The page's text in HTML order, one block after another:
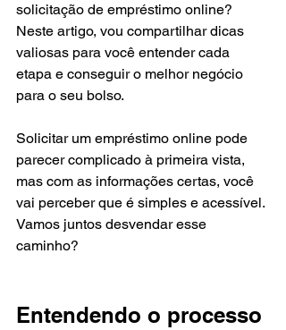
solicitação de empréstimo online?
Neste artigo, vou compartilhar dicas
valiosas para você entender cada
etapa e conseguir o melhor negócio
para o seu bolso.
Solicitar um empréstimo online pode
parecer complicado à primeira vista,
mas com as informações certas, você
vai perceber que é simples e acessível.
Vamos juntos desvendar esse
caminho?
Entendendo o processo